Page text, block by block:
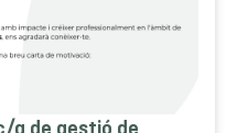
a de gestió de